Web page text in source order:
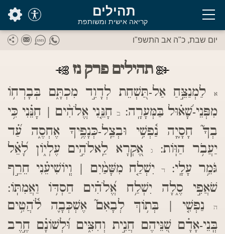
תהילים
קריאה אישית ומשותפת
יום שבת, כ"ה אב התשפ"ו
תהילים פרק נז
א
לַמְנַצֵּ֣חַ אַל-תַּ֭שְׁחֵת לְדָוִ֣ד מִכְתָּ֑ם בְּבָרְח֥וֹ
מִפְּנֵי-שָׁ֝א֗וּל בַּמְּעָרָֽה: בחָנֵּ֤נִי אֱלֹהִ֨ים | חָנֵּ֗נִי כִּ֥י
בְךָ֮ חָסָ֪יָה נַ֫פְשִׁ֥י וּבְצֵֽל-כְּנָפֶ֥יךָ אֶחְסֶ֑ה עַ֝֗ד
יַעֲבֹ֥ר הַוּֽוֹת:ג
אֶ֭קְרָא לֵֽאלֹהִ֣ים עֶלְי֑וֹן לָ֝אֵ֗ל
גֹּמֵ֥ר עָלָֽי:
דיִשְׁלַ֤ח מִשָּׁמַ֨יִם | וְֽיוֹשִׁיעֵ֗נִי חֵרֵ֣ף
שֹׁאֲפִ֣י סֶ֑לָה יִשְׁלַ֥ח אֱ֝לֹהִ֗ים חַסְדּ֥וֹ וַאֲמִתּֽוֹ:
ה
נַפְשִׁ֤י | בְּת֥וֹךְ לְבָאִם֮ אֶשְׁכְּבָ֪ה לֹ֫הֲטִ֥ים
בְּֽנֵי-אָדָ֗ם שִׁ֭נֵּיהֶם חֲנִ֣ית וְחִצִּ֑ים וּ֝לְשׁוֹנָ֗ם חֶ֣רֶב